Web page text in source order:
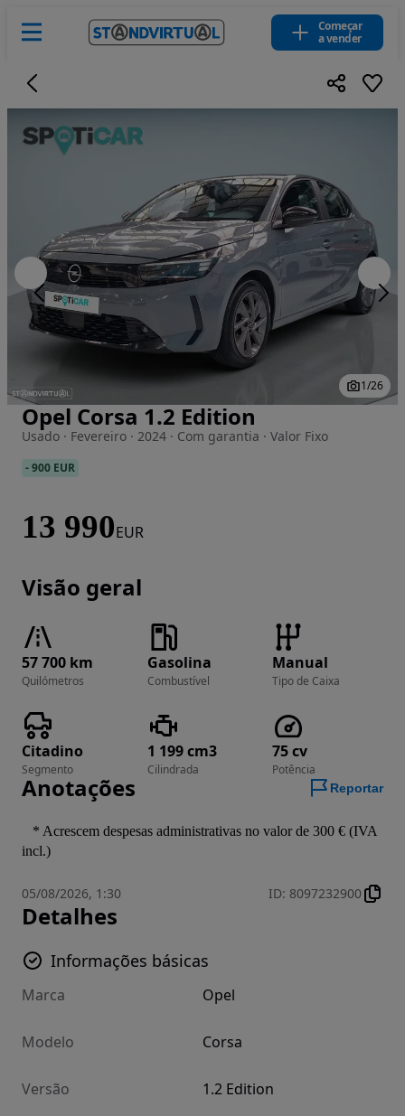
Começar
a vender
Imagem 1 de 26
1/26
Opel Corsa 1.2 Edition
Usado · Fevereiro · 2024 · Com garantia · Valor Fixo
-900 EUR
13 990EUR
Visão geral
57 700 km
Quilómetros
Gasolina
Combustível
Manual
Tipo de Caixa
Citadino
Segmento
1 199 cm3
Cilindrada
75 cv
Potência
Anotações Reportar
incl.)
05/08/2026, 1:30 ID: 8097232900
Detalhes
Informações básicas
Marca Opel
Modelo Corsa
Versão 1.2 Edition